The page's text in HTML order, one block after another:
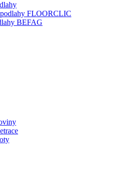
FLOORCLIC
BEFAG